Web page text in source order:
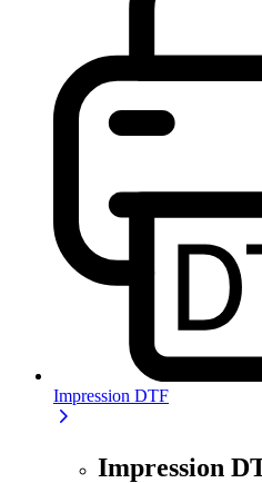
Impression DTF
Impression